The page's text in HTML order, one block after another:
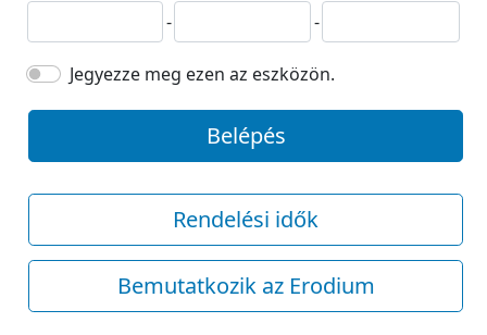
-
-
Jegyezze meg ezen az eszközön.
Belépés
Rendelési idők
Bemutatkozik az Erodium